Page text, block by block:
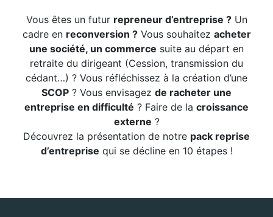
Vous êtes un futur repreneur d’entreprise ?Un
cadre en reconversion ?Vous souhaitez acheter
une société, un commerce suite au départ en
retraite du dirigeant (Cession, transmission du
cédant…) ? Vous réfléchissez à la création d’une
SCOP ? Vous envisagez de racheter une
entreprise en difficulté ? Faire de la croissance
externe ?
Découvrez la présentation de notre pack reprise
d’entreprise qui se décline en 10 étapes !